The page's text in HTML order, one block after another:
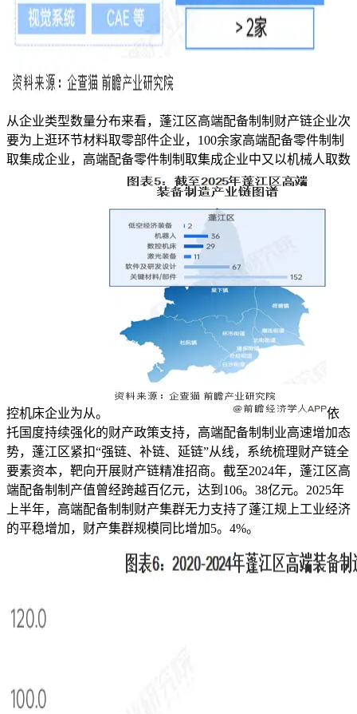
从企业类型数量分布来看，蓬江区高端配备制制财产链企业次
要为上逛环节材料取零部件企业，100余家高端配备零件制制
取集成企业，高端配备零件制制取集成企业中又以机械人取数
控机床企业为从。
依
托国度持续强化的财产政策支持，高端配备制制业高速增加态
势，蓬江区紧扣“强链、补链、延链”从线，系统梳理财产链全
要素资本，靶向开展财产链精准招商。截至2024年，蓬江区高
端配备制制产值曾经跨越百亿元，达到106。38亿元。2025年
上半年，高端配备制制财产集群无力支持了蓬江规上工业经济
的平稳增加，财产集群规模同比增加5。4%。